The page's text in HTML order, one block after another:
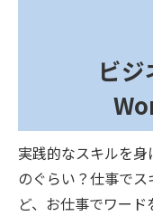
ビ
実践的なスキルを
のぐらい？仕事で
ど、お仕事でワー